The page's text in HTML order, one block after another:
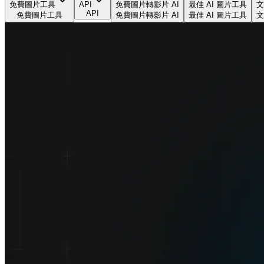
免費圖片工具
免費圖片工具
API
API
免費圖片轉影片 AI
免費圖片轉影片 AI
最佳 AI 圖片工具
最佳 AI 圖片工具